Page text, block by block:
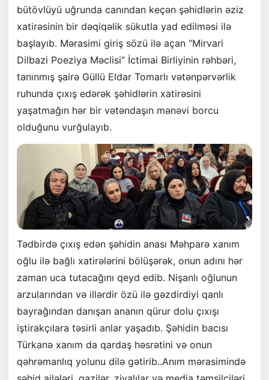
bütövlüyü uğrunda canından keçən şəhidlərin əziz
xatirəsinin bir dəqiqəlik sükutla yad edilməsi ilə
başlayıb. Mərasimi giriş sözü ilə açan “Mirvari
Dilbazi Poeziya Məclisi” İctimai Birliyinin rəhbəri,
tanınmış şairə Güllü Eldar Tomarlı vətənpərvərlik
ruhunda çıxış edərək şəhidlərin xatirəsini
yaşatmağın hər bir vətəndaşın mənəvi borcu
olduğunu vurğulayıb.
Tədbirdə çıxış edən şəhidin anası Məhparə xanım
oğlu ilə bağlı xatirələrini bölüşərək, onun adını hər
zaman uca tutacağını qeyd edib. Nişanlı oğlunun
arzularından və illərdir özü ilə gəzdirdiyi qanlı
bayrağından danışan ananın qürur dolu çıxışı
iştirakçılara təsirli anlar yaşadıb. Şəhidin bacısı
Türkanə xanım da qardaş həsrətini və onun
qəhrəmanlıq yolunu dilə gətirib..Anım mərasimində